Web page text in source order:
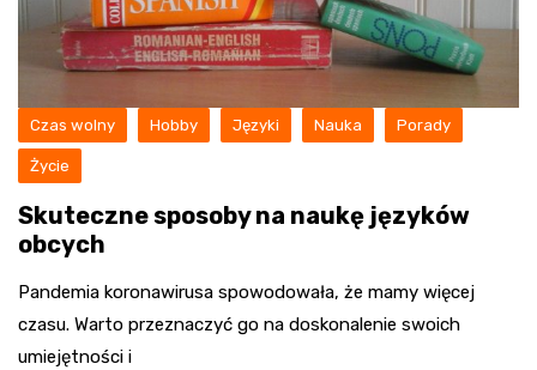
Czas wolny Hobby Języki Nauka Porady
Życie
Skuteczne sposoby na naukę języków
obcych
Pandemia koronawirusa spowodowała, że mamy więcej
czasu. Warto przeznaczyć go na doskonalenie swoich
umiejętności i